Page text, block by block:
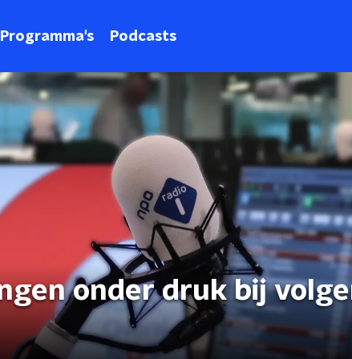
Programma's Podcasts
onder druk bij